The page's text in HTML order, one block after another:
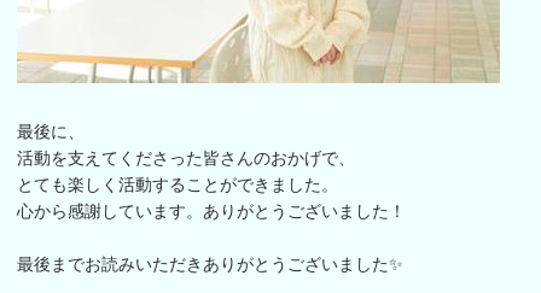
最後に、
活動を支えてくださった皆さんのおかげで、
とても楽しく活動することができました。
心から感謝しています。ありがとうございました！
最後までお読みいただきありがとうございました✨